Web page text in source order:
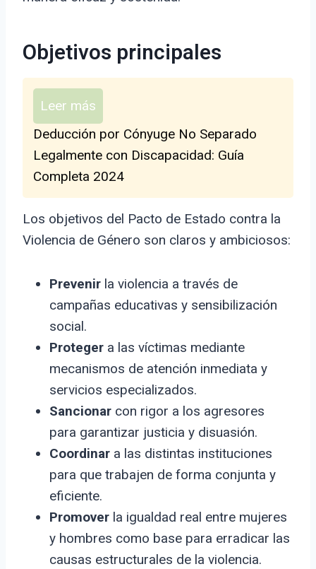
Objetivos principales
Leer más
Deducción por Cónyuge No Separado
Legalmente con Discapacidad: Guía
Completa 2024
Los objetivos del Pacto de Estado contra la
Violencia de Género son claros y ambiciosos:
Prevenir la violencia a través de
campañas educativas y sensibilización
social.
Proteger a las víctimas mediante
mecanismos de atención inmediata y
servicios especializados.
Sancionar con rigor a los agresores
para garantizar justicia y disuasión.
Coordinar a las distintas instituciones
para que trabajen de forma conjunta y
eficiente.
Promover la igualdad real entre mujeres
y hombres como base para erradicar las
causas estructurales de la violencia.